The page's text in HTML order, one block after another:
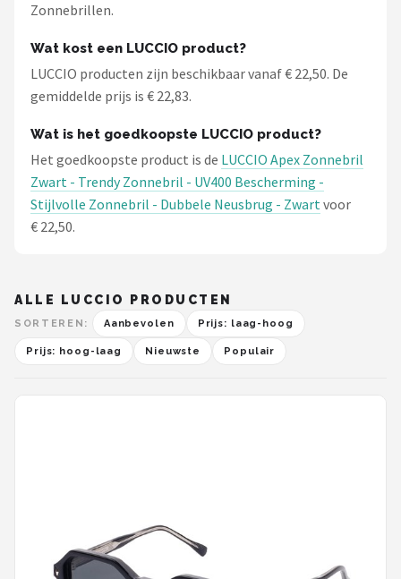
Zonnebrillen.
Wat kost een LUCCIO product?
LUCCIO producten zijn beschikbaar vanaf € 22,50. De
gemiddelde prijs is € 22,83.
Wat is het goedkoopste LUCCIO product?
Het goedkoopste product is de LUCCIO Apex Zonnebril
Zwart - Trendy Zonnebril - UV400 Bescherming -
Stijlvolle Zonnebril - Dubbele Neusbrug - Zwartvoor
€ 22,50.
ALLE LUCCIO PRODUCTEN
SORTEREN: Aanbevolen Prijs: laag-hoog
Prijs: hoog-laag Nieuwste Populair